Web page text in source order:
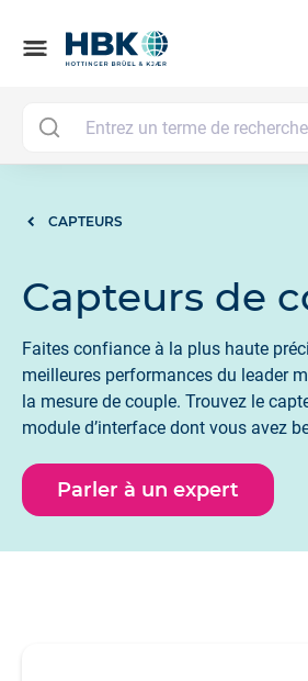
menu
CAPTEURS
Capteurs de
Faites confiance à la plus haute
meilleures performances du leader
la mesure de couple. Trouvez le
module d’interface dont vous avez
Parler à un expert